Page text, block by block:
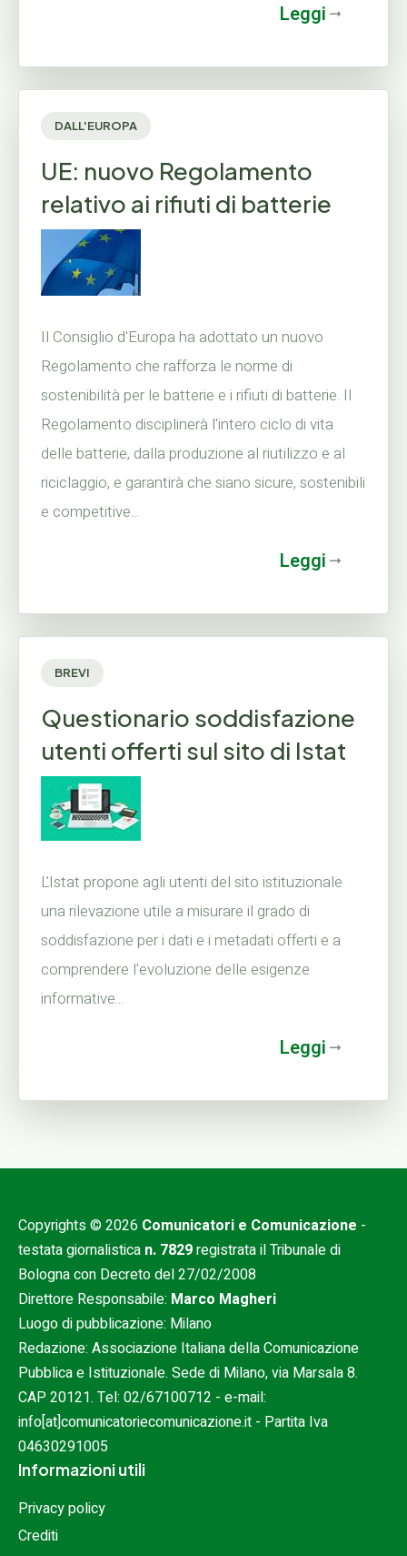
Leggi
DALL'EUROPA
UE: nuovo Regolamento
relativo ai rifiuti di batterie
Il Consiglio d'Europa ha adottato un nuovo
Regolamento che rafforza le norme di
sostenibilità per le batterie e i rifiuti di batterie. Il
Regolamento disciplinerà l'intero ciclo di vita
delle batterie, dalla produzione al riutilizzo e al
riciclaggio, e garantirà che siano sicure, sostenibili
e competitive...
Leggi
BREVI
Questionario soddisfazione
utenti offerti sul sito di Istat
L'Istat propone agli utenti del sito istituzionale
una rilevazione utile a misurare il grado di
soddisfazione per i dati e i metadati offerti e a
comprendere l'evoluzione delle esigenze
informative...
Leggi
Copyrights © 2026 Comunicatori e Comunicazione -
testata giornalistica n. 7829registrata il Tribunale di
Bologna con Decreto del 27/02/2008
Direttore Responsabile: Marco Magheri
Luogo di pubblicazione: Milano
Redazione: Associazione Italiana della Comunicazione
Pubblica e Istituzionale. Sede di Milano, via Marsala 8.
CAP 20121. Tel: 02/67100712 - e-mail:
info[at]comunicatoriecomunicazione.it - Partita Iva
04630291005
Informazioni utili
Privacy policy
Crediti